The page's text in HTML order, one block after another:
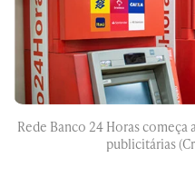
Rede Banco 24 Horas
publicitárias